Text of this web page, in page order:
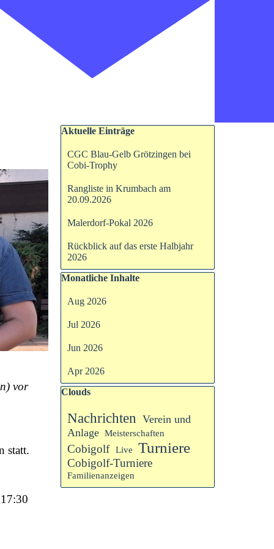
vor
statt.
Block überspringen Aktuelle Einträge
Aktuelle Einträge
CGC Blau-Gelb Grötzingen bei
Cobi-Trophy
Rangliste in Krumbach am
20.09.2026
Malerdorf-Pokal 2026
Rückblick auf das erste Halbjahr
2026
Block überspringen Monatliche Inhalte
Monatliche Inhalte
Aug 2026
Jul 2026
Jun 2026
Apr 2026
Block überspringen Clouds
Clouds
Nachrichten Verein und
Anlage Meisterschaften
Cobigolf Live Turniere
Cobigolf-Turniere
Familienanzeigen